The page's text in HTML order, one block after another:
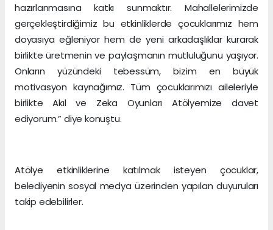
hazırlanmasına katkı sunmaktır. Mahallelerimizde
gerçekleştirdiğimiz bu etkinliklerde çocuklarımız hem
doyasıya eğleniyor hem de yeni arkadaşlıklar kurarak
birlikte üretmenin ve paylaşmanın mutluluğunu yaşıyor.
Onların yüzündeki tebessüm, bizim en büyük
motivasyon kaynağımız. Tüm çocuklarımızı aileleriyle
birlikte Akıl ve Zeka Oyunları Atölyemize davet
ediyorum.” diye konuştu.
Atölye etkinliklerine katılmak isteyen çocuklar,
belediyenin sosyal medya üzerinden yapılan duyuruları
takip edebilirler.